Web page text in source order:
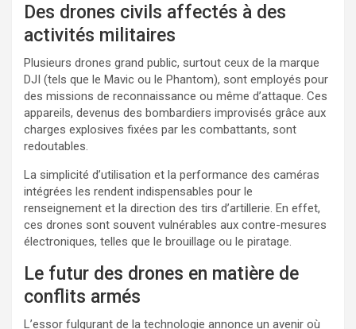
Des drones civils affectés à des
activités militaires
Plusieurs drones grand public, surtout ceux de la marque
DJI (tels que le Mavic ou le Phantom), sont employés pour
des missions de reconnaissance ou même d’attaque. Ces
appareils, devenus des bombardiers improvisés grâce aux
charges explosives fixées par les combattants, sont
redoutables.
La simplicité d’utilisation et la performance des caméras
intégrées les rendent indispensables pour le
renseignement et la direction des tirs d’artillerie. En effet,
ces drones sont souvent vulnérables aux contre-mesures
électroniques, telles que le brouillage ou le piratage.
Le futur des drones en matière de
conflits armés
L’essor fulgurant de la technologie annonce un avenir où